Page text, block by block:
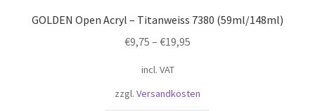
GOLDEN Open Acryl – Titanweiss 7380 (59ml/148ml)
€9,75 – €19,95
incl. VAT
zzgl. Versandkosten